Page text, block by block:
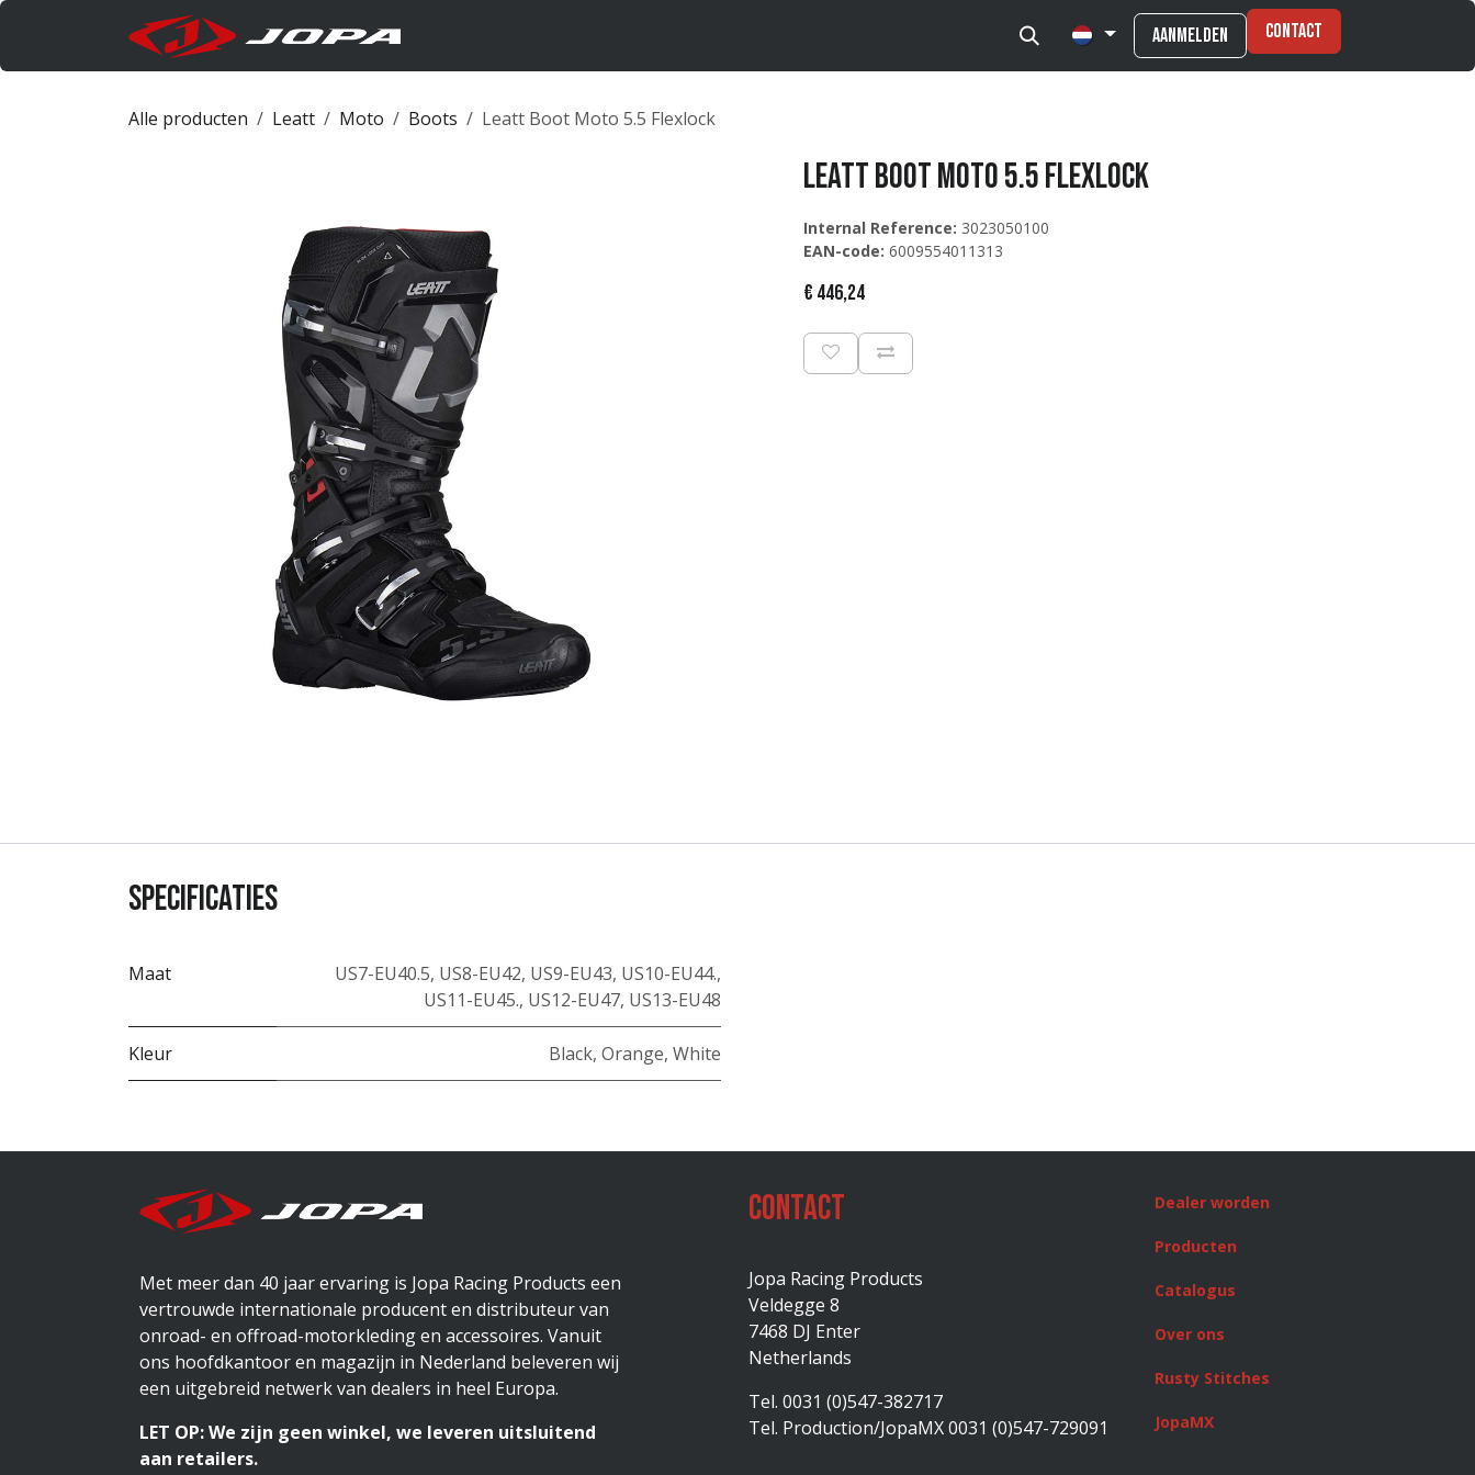
Overslaan naar inhoud
Aanmelden Contact
Alle producten Leatt Moto Boots Leatt Boot Moto 5.5 Flexlock
Leatt Boot Moto 5.5 Flexlock
Internal Reference: 3023050100
EAN-code: 6009554011313
€ 446,24
Specificaties
Maat US7-EU40.5, US8-EU42, US9-EU43, US10-EU44.,
US11-EU45., US12-EU47, US13-EU48
Kleur Black, Orange, White
Met meer dan 40 jaar ervaring is Jopa Racing Products een
vertrouwde internationale producent en distributeur van
onroad- en offroad-motorkleding en accessoires. Vanuit
ons hoofdkantoor en magazijn in Nederland beleveren wij
een uitgebreid netwerk van dealers in heel Europa.
LET OP: We zijn geen winkel, we leveren uitsluitend
aan retailers.
Contact
Jopa Racing Products
Veldegge 8
7468 DJ Enter
Netherlands
Tel. 0031 (0)547-382717
Tel. Production/JopaMX 0031 (0)547-729091
Dealer worden
Producten
Catalogus
Over ons
Rusty Stitches
JopaMX